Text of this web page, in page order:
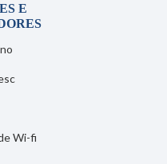
E
Wi-fi